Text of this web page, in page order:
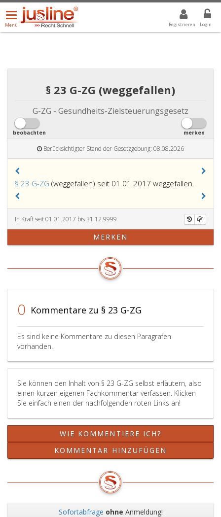
Registrieren Login
Menü
öffnen/schließen
Menü
ALLE DROPDOWN: GEWÄHLTER WERT IST ALLE
§ 23 G-ZG (weggefallen)
G-ZG - Gesundheits-Zielsteuerungsgesetz
beobachten merken
Berücksichtigter Stand der Gesetzgebung: 08.08.2026
§ 23 G-ZG (weggefallen) seit 01.01.2017 weggefallen.
In Kraft seit 01.01.2017 bis 31.12.9999
MERKEN
0 Kommentare zu § 23 G-ZG
Es sind keine Kommentare zu diesen Paragrafen
vorhanden.
Sie können den Inhalt von § 23 G-ZG selbst erläutern, also
einen kurzen eigenen Fachkommentar verfassen. Klicken
Sie einfach einen der nachfolgenden roten Links an!
WIE KOMMENTIERE ICH?
KOMMENTAR HINZUFÜGEN
Sofortabfrage ohne Anmeldung!